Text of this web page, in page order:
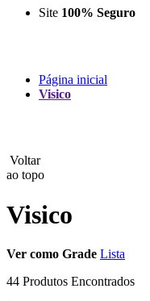
MAMEN
Site 100% Seguro
Página inicial
Visico
Voltar
ao topo
Visico
Ver como Grade Lista
44 Produtos Encontrados